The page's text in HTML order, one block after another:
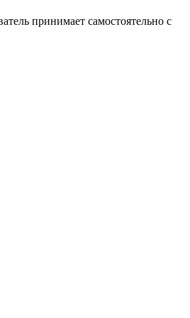
принимает самостоятельно с